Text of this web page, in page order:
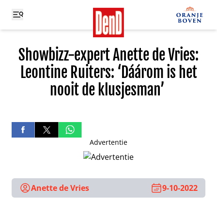
Showbizz-expert Anette de Vries:
Leontine Ruiters: ‘Dáárom is het
nooit de klusjesman’
Advertentie
Anette de Vries 9-10-2022